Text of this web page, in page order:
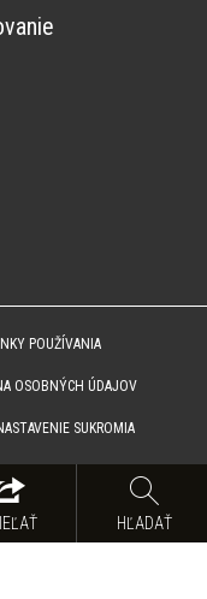
HĽADAŤ
POUŽÍVANIA
OSOBNÝCH ÚDAJOV
SUKROMIA
stránke môžu byť umiestnené reklamné